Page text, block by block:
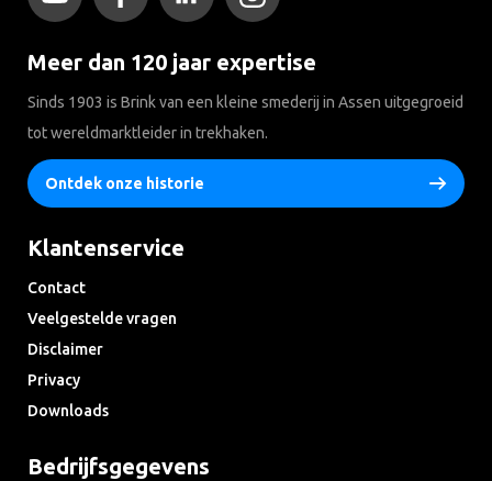
Meer dan 120 jaar expertise
Sinds 1903 is Brink van een kleine smederij in Assen uitgegroeid
tot wereldmarktleider in trekhaken.
Ontdek onze historie
Klantenservice
Contact
Veelgestelde vragen
Disclaimer
Privacy
Downloads
Bedrijfsgegevens